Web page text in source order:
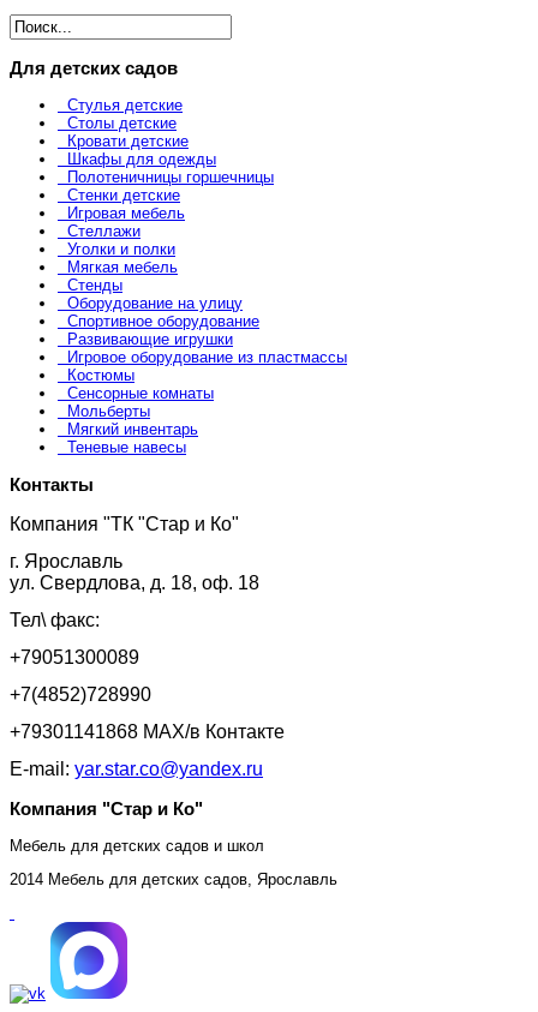
Для детских садов
Стулья детские
Столы детские
Кровати детские
Шкафы для одежды
Полотеничницы горшечницы
Стенки детские
Игровая мебель
Стеллажи
Уголки и полки
Мягкая мебель
Стенды
Оборудование на улицу
Спортивное оборудование
Развивающие игрушки
Игровое оборудование из пластмассы
Костюмы
Сенсорные комнаты
Мольберты
Мягкий инвентарь
Теневые навесы
Контакты
Компания "ТК "Стар и Ко"
г. Ярославль
ул. Свердлова, д. 18, оф. 18
Тел\ факс:
+79051300089
+7(4852)728990
+79301141868 MAX/в Контакте
E-mail: yar.star.co@yandex.ru
Компания "Стар и Ко"
Мебель для детских садов и школ
2014 Мебель для детских садов, Ярославль